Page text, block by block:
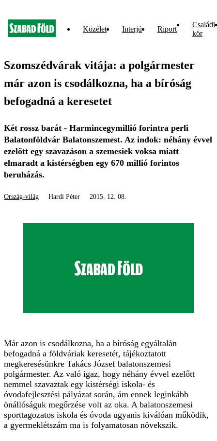
Közélet Interjú Riport
Családi
kör
Szomszédvárak vitája: a polgármester
már azon is csodálkozna, ha a bíróság
befogadná a keresetet
Két rossz barát - Harmincegymillió forintra perli
Balatonföldvár Balatonszemest. Az indok: néhány évvel
ezelőtt egy szavazáson a szemesiek voksa miatt
elmaradt a kistérségben egy 670 millió forintos
beruházás.
Ország-világ Hardi Péter 2015. 12. 08.
Már azon is csodálkozna, ha a bíróság egyáltalán
befogadná a földváriak keresetét, tájékoztatott
megkeresésünkre Takács József balatonszemesi
polgármester. Az való igaz, hogy néhány évvel ezelőtt
nemmel szavaztak egy kistérségi iskola- és
óvodafejlesztési pályázat során, ám ennek leginkább
önállóságuk megőrzése volt az oka. A balatonszemesi
sporttagozatos iskola és óvoda ugyanis kiválóan működik,
a gyermeklétszám ma is folyamatosan növekszik.